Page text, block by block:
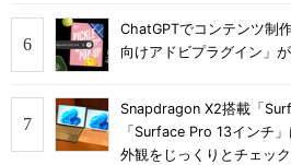
ChatGPTでコンテンツ
向けアドビプラグイン」
Snapdragon X2搭載「
「Surface Pro 13インチ
外観をじっくりとチェッ